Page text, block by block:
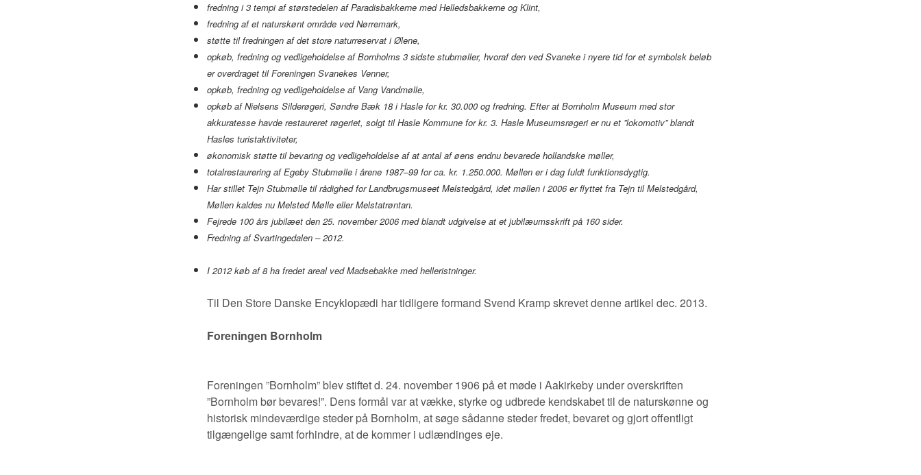
fredning i 3 tempi af størstedelen af Paradisbakkerne med Helledsbakkerne og Klint,
fredning af et naturskønt område ved Nørremark,
støtte til fredningen af det store naturreservat i Ølene,
opkøb, fredning og vedligeholdelse af Bornholms 3 sidste stubmøller, hvoraf den ved Svaneke i nyere tid for et symbolsk beløb
er overdraget til Foreningen Svanekes Venner,
opkøb, fredning og vedligeholdelse af Vang Vandmølle,
opkøb af Nielsens Silderøgeri, Søndre Bæk 18 i Hasle for kr. 30.000 og fredning. Efter at Bornholm Museum med stor
akkuratesse havde restaureret røgeriet, solgt til Hasle Kommune for kr. 3. Hasle Museumsrøgeri er nu et ”lokomotiv” blandt
Hasles turistaktiviteter,
økonomisk støtte til bevaring og vedligeholdelse af at antal af øens endnu bevarede hollandske møller,
totalrestaurering af Egeby Stubmølle i årene 1987–99 for ca. kr. 1.250.000. Møllen er i dag fuldt funktionsdygtig.
Har stillet Tejn Stubmølle til rådighed for Landbrugsmuseet Melstedgård, idet møllen i 2006 er flyttet fra Tejn til Melstedgård,
Møllen kaldes nu Melsted Mølle eller Melstatrøntan.
Fejrede 100 års jubilæet den 25. november 2006 med blandt udgivelse at et jubilæumsskrift på 160 sider.
Fredning af Svartingedalen – 2012.
I 2012 køb af 8 ha fredet areal ved Madsebakke med helleristninger.
Til Den Store Danske Encyklopædi har tidligere formand Svend Kramp skrevet denne artikel dec. 2013.
Foreningen Bornholm
Foreningen ”Bornholm” blev stiftet d. 24. november 1906 på et møde i Aakirkeby under overskriften
”Bornholm bør bevares!”. Dens formål var at vække, styrke og udbrede kendskabet til de naturskønne og
historisk mindeværdige steder på Bornholm, at søge sådanne steder fredet, bevaret og gjort offentligt
tilgængelige samt forhindre, at de kommer i udlændinges eje.